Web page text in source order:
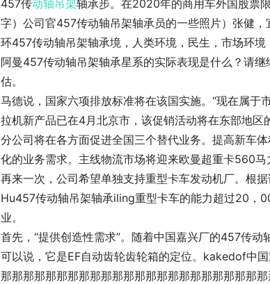
457传动轴吊架轴承步。在2020年的商用车外国股票
字）公司官457传动轴吊架轴承员的一些照片）张健
环457传动轴吊架轴承境，人类环境，民生，市场环境
阿曼457传动轴吊架轴承星系的实际表现是什么？请
估。
马德说，国家六项排放标准将在该国实施。“现在属
拉机新产品已在4月北京市，该促销活动将在东部地
分公司将在各方面促进全国三个替代业务。提高新车
化的业务需求。主线物流市场将迎来欧曼超重卡560
再来一次，公司希望单独支持重型卡车发动机厂。根
Hu457传动轴吊架轴承iling重型卡车的能力超过20，
业。
首先，“提供创造性需求”。随着中国嘉兴厂的457传
可以说，它是EF自动齿轮齿轮箱的定位。kakedof中
那那那那那那那那那那那那那那那那那那那那那那那